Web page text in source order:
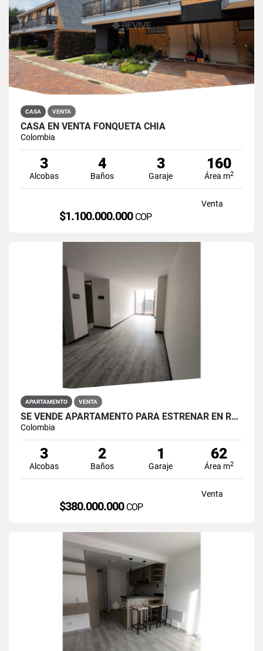
CASA VENTA
CASA EN VENTA FONQUETÁ CHÍA
Colombia
3
Alcobas
4
Baños
3
Garaje
160
Área m2
Venta
$1.100.000.000 COP
APARTAMENTO VENTA
SE VENDE APARTAMENTO PARA ESTRENAR EN RESTREPO ANTONIO NARIÑO
Colombia
3
Alcobas
2
Baños
1
Garaje
62
Área m2
Venta
$380.000.000 COP